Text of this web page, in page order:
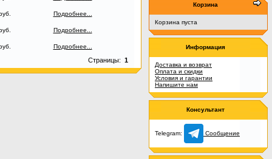
Подробнее...
Подробнее...
Подробнее...
Страницы: 1
Корзина
Корзина пуста
Информация
Доставка и возврат
Оплата и скидки
Условия и гарантии
Напишите нам
Консультант
Telegram: Сообщение